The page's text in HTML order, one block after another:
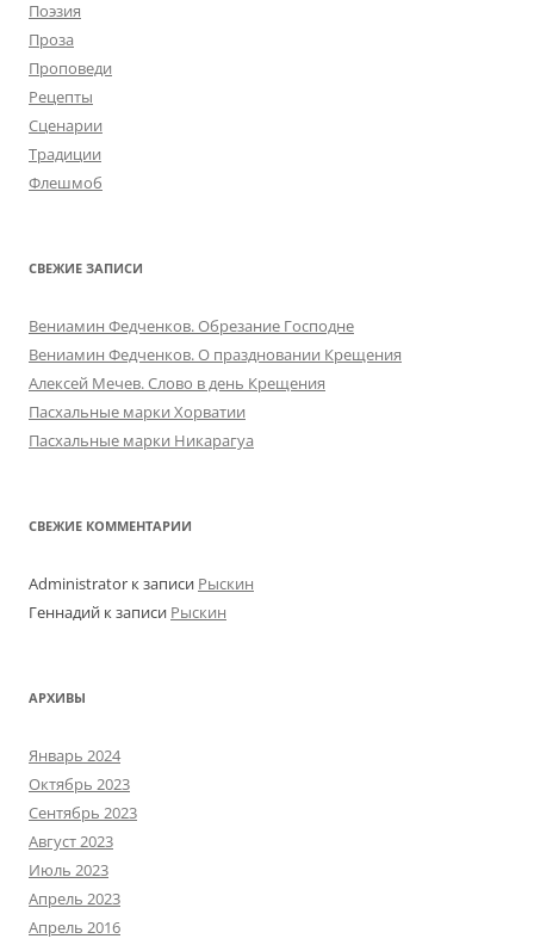
Поэзия
Проза
Проповеди
Рецепты
Сценарии
Традиции
Флешмоб
СВЕЖИЕ ЗАПИСИ
Вениамин Федченков. Обрезание Господне
Вениамин Федченков. О праздновании Крещения
Алексей Мечев. Слово в день Крещения
Пасхальные марки Хорватии
Пасхальные марки Никарагуа
СВЕЖИЕ КОММЕНТАРИИ
Administrator к записи Рыскин
Геннадий к записи Рыскин
АРХИВЫ
Январь 2024
Октябрь 2023
Сентябрь 2023
Август 2023
Июль 2023
Апрель 2023
Апрель 2016